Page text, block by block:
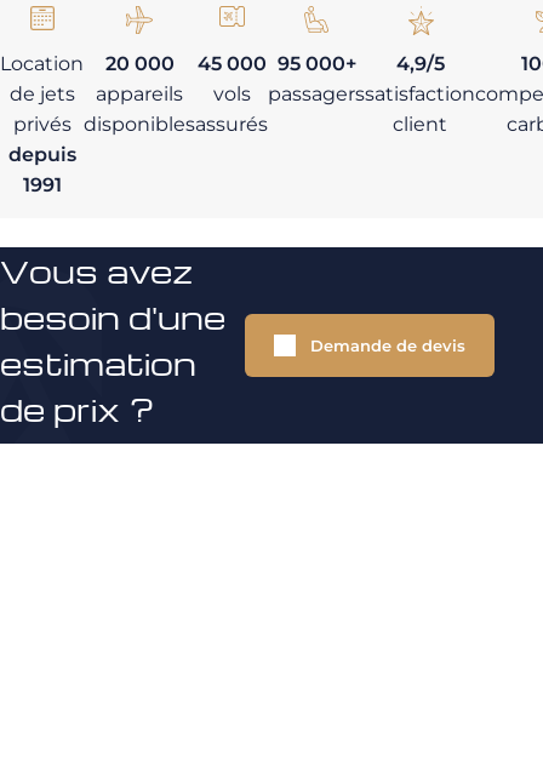
Location
de jets
privés
depuis
1991
20 000
appareils
disponibles
45 000
vols
assurés
95 000+
passagers
4,9/5
satisfaction
client
Vous avez
besoin d'une
estimation
de prix ?
Demande de devis